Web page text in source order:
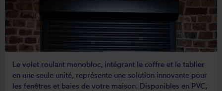
Le volet roulant monobloc, intégrant le coffre et le tablier
en une seule unité, représente une solution innovante pour
les fenêtres et baies de votre maison. Disponibles en PVC,